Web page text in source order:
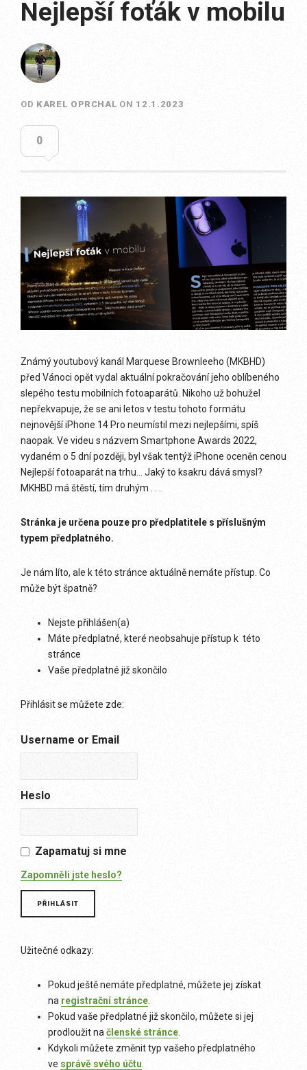
Nejlepší foťák v mobilu
OD KAREL OPRCHAL ON 12.1.2023
0
Známý youtubový kanál Marquese Brownleeho (MKBHD)
před Vánoci opět vydal aktuální pokračování jeho oblíbeného
slepého testu mobilních fotoaparátů. Nikoho už bohužel
nepřekvapuje, že se ani letos v testu tohoto formátu
nejnovější iPhone 14 Pro neumístil mezi nejlepšími, spíš
naopak. Ve videu s názvem Smartphone Awards 2022,
vydaném o 5 dní později, byl však tentýž iPhone oceněn cenou
Nejlepší fotoaparát na trhu… Jaký to ksakru dává smysl?
MKHBD má štěstí, tím druhým . . .
Stránka je určena pouze pro předplatitele s příslušným
typem předplatného.
Je nám líto, ale k této stránce aktuálně nemáte přístup. Co
může být špatně?
Nejste přihlášen(a)
Máte předplatné, které neobsahuje přístup k této
stránce
Vaše předplatné již skončilo
Přihlásit se můžete zde:
Username or Email
Heslo
Zapamatuj si mne
Zapomněli jste heslo?
Užitečné odkazy:
Pokud ještě nemáte předplatné, můžete jej získat
na registrační stránce
Pokud vaše předplatné již skončilo, můžete si jej
prodloužit na členské stránce
Kdykoli můžete změnit typ vašeho předplatného
ve správě svého účtu